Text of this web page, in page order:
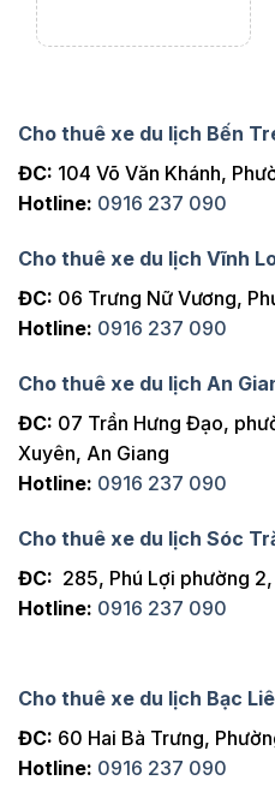
Cho thuê xe du lịch Bến
ĐC: 104 Võ Văn Khánh,
Hotline: 0916 237 090
Cho thuê xe du lịch Vĩnh
ĐC: 06 Trưng Nữ Vương,
Hotline: 0916 237 090
Cho thuê xe du lịch An
ĐC: 07 Trần Hưng Đạo,
Xuyên, An Giang
Hotline: 0916 237 090
Cho thuê xe du lịch Sóc
ĐC: 285, Phú Lợi phường
Hotline: 0916 237 090
Cho thuê xe du lịch Bạc
ĐC: 60 Hai Bà Trưng,
Hotline: 0916 237 090